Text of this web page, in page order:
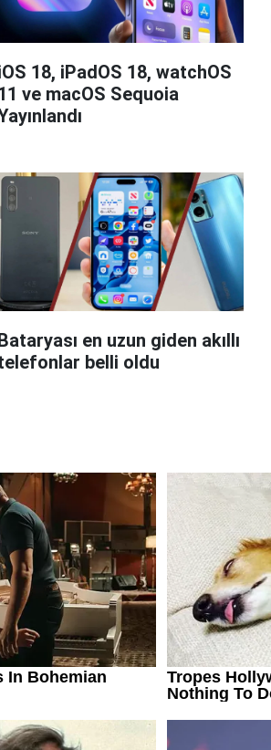
18, iPadOS 18, watchOS
ve macOS Sequoia
en uzun giden akıllı
belli oldu